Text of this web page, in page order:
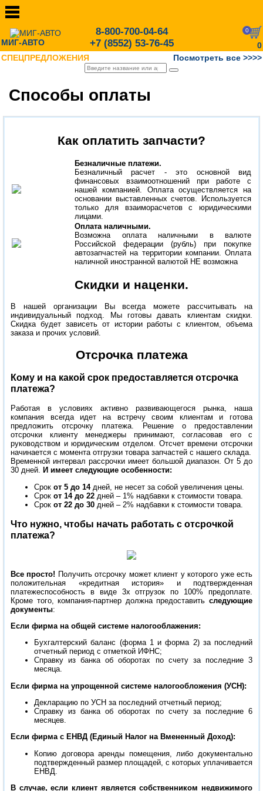
МИГ-АВТО
8-800-700-04-64
+7 (8552) 53-76-45
0
0
СПЕЦПРЕДЛОЖЕНИЯ
Посмотреть все >>>>
Способы оплаты
Как оплатить запчасти?
Безналичные платежи.
Безналичный расчет - это основной вид
финансовых взаимоотношений при работе с
нашей компанией. Оплата осуществляется на
основании выставленных счетов. Используется
только для взаиморасчетов с юридическими
лицами.
Оплата наличными.
Возможна оплата наличными в валюте
Российской федерации (рубль) при покупке
автозапчастей на территории компании. Оплата
наличной иностранной валютой НЕ возможна
Скидки и наценки.
В нашей организации Вы всегда можете рассчитывать на
индивидуальный подход. Мы готовы давать клиентам скидки.
Скидка будет зависеть от истории работы с клиентом, объема
заказа и прочих условий.
Отсрочка платежа
Кому и на какой срок предоставляется отсрочка
платежа?
Работая в условиях активно развивающегося рынка, наша
компания всегда идет на встречу своим клиентам и готова
предложить отсрочку платежа. Решение о предоставлении
отсрочки клиенту менеджеры принимают, согласовав его с
руководством и юридическим отделом. Отсчет времени отсрочки
начинается с момента отгрузки товара запчастей с нашего склада.
Временной интервал рассрочки имеет большой диапазон. От 5 до
30 дней. И имеет следующие особенности:
Срок от 5 до 14дней, не несет за собой увеличения цены.
Срок от 14 до 22 дней – 1% надбавки к стоимости товара.
Срок от 22 до 30 дней – 2% надбавки к стоимости товара.
Что нужно, чтобы начать работать с отсрочкой
платежа?
Все просто! Получить отсрочку может клиент у которого уже есть
положительная «кредитная история» и подтвержденная
платежеспособность в виде 3х отгрузок по 100% предоплате.
Кроме того, компания-партнер должна предоставить следующие
документы:
Если фирма на общей системе налогооблажения:
Бухгалтерский баланс (форма 1 и форма 2) за последний
отчетный период с отметкой ИФНС;
Справку из банка об оборотах по счету за последние 3
месяца.
Если фирма на упрощенной системе налогообложения (УСН):
Декларацию по УСН за последний отчетный период;
Справку из банка об оборотах по счету за последние 6
месяцев.
Если фирма с ЕНВД (Единый Налог на Вмененный Доход):
Копию договора аренды помещения, либо документально
подтвержденный размер площадей, с которых уплачивается
ЕНВД.
В случае, если клиент является собственником недвижимого